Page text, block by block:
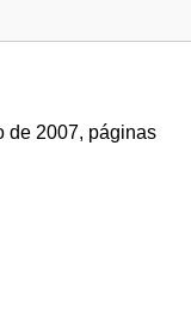
de 2007, páginas